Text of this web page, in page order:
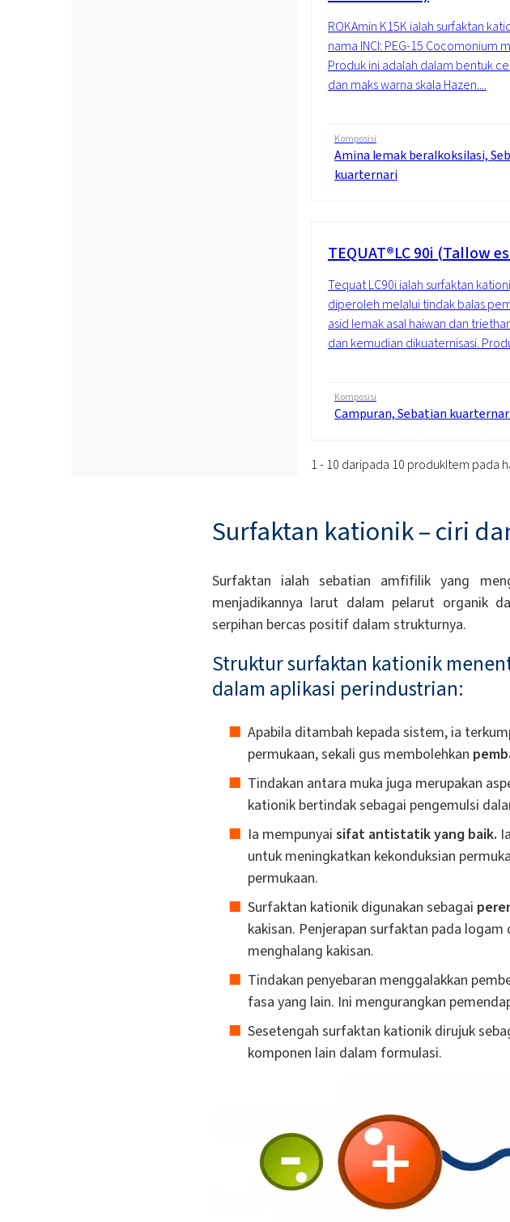
ROKAmin K15K ialah surfaktan
nama INCI: PEG-15 Cocomonium
Produk ini adalah dalam bentuk
dan maks warna skala Hazen....
Komposisi
Amina lemak beralkoksilasi,
kuarternari
TEQUAT®LC 90i (Tallow
Tequat LC90i ialah surfaktan
diperoleh melalui tindak balas
asid lemak asal haiwan dan
dan kemudian dikuaternisasi.
Komposisi
Campuran, Sebatian
1 - 10 daripada 10 produkItem pada
Surfaktan kationik – ciri
Surfaktan ialah sebatian amfifilik yang
menjadikannya larut dalam pelarut organik
serpihan bercas positif dalam strukturnya.
Struktur surfaktan kationik
dalam aplikasi perindustrian:
Apabila ditambah kepada sistem, ia
permukaan, sekali gus membolehkan
Tindakan antara muka juga merupakan
kationik bertindak sebagai pengemulsi
Ia mempunyai sifat antistatik yang baik.
untuk meningkatkan kekonduksian
permukaan.
Surfaktan kationik digunakan sebagai
kakisan. Penjerapan surfaktan pada
menghalang kakisan.
Tindakan penyebaran menggalakkan
fasa yang lain. Ini mengurangkan
Sesetengah surfaktan kationik dirujuk
komponen lain dalam formulasi.